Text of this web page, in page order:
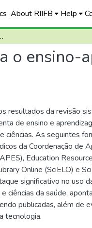
About RIIFB Help
revisão sistemática
o ensino-
resultados da revisão
de ensino e
ciências. As seguintes
da Coordenação de
Education
Online (SciELO) e
significativo no uso
ciências da saúde,
publicadas, além de
tecnologia.